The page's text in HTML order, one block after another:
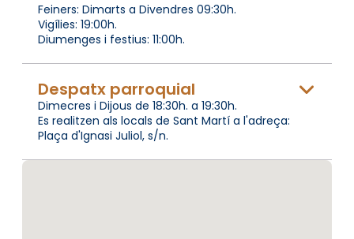
Feiners: Dimarts a Divendres 09:30h.
Vigílies: 19:00h.
Diumenges i festius: 11:00h.
Despatx parroquial
Dimecres i Dijous de 18:30h. a 19:30h.
Es realitzen als locals de Sant Martí a l'adreça:
Plaça d'Ignasi Juliol, s/n.